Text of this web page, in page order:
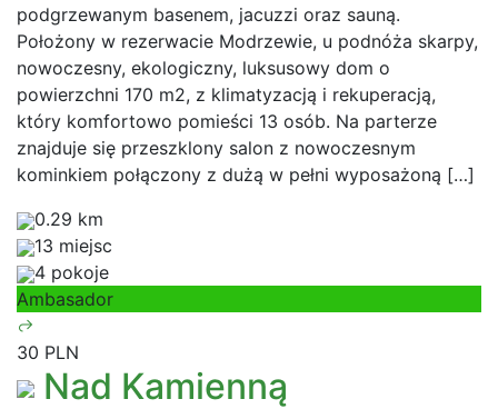
podgrzewanym basenem, jacuzzi oraz sauną.
Położony w rezerwacie Modrzewie, u podnóża skarpy,
nowoczesny, ekologiczny, luksusowy dom o
powierzchni 170 m2, z klimatyzacją i rekuperacją,
który komfortowo pomieści 13 osób. Na parterze
znajduje się przeszklony salon z nowoczesnym
kominkiem połączony z dużą w pełni wyposażoną […]
0.29 km
13 miejsc
4 pokoje
Ambasador
30 PLN
Nad Kamienną